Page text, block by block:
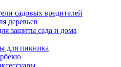
садовых вредителей
деревьев
защиты сада и дома
для пикника